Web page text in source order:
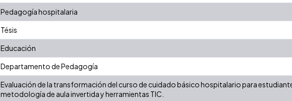
Pedagogía hospitalaria
Tésis
Educación
Departamento de Pedagogía
Evaluación de la transformación del curso de cuidado básico hospitalario para
metodología de aula invertida y herramientas TIC.